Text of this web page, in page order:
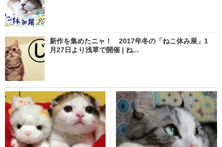
新作を集めたニャ！ 2017年冬の「ねこ休み展」1
月27日より浅草で開催 | ね...